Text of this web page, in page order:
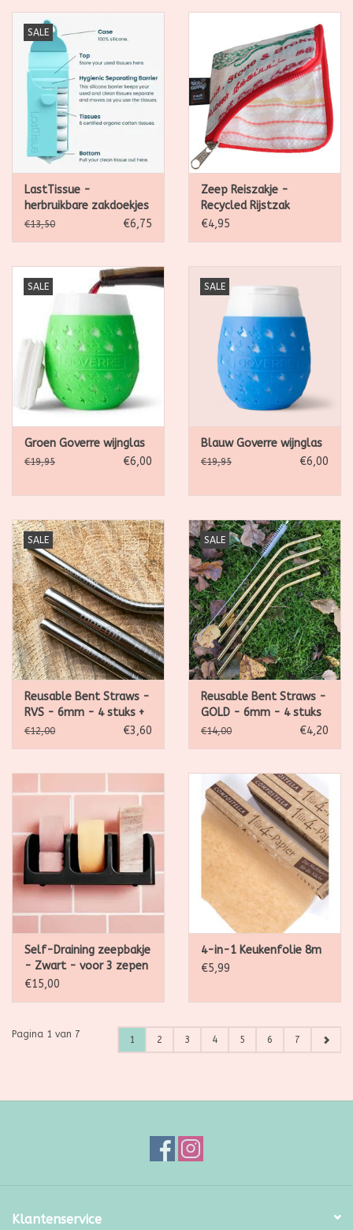
SALE
LastTissue -
herbruikbare zakdoekjes
- Turquoise
€13,50 €6,75
Zeep Reiszakje -
Recycled Rijstzak
€4,95
SALE
Groen Goverre wijnglas
€19,95 €6,00
SALE
Blauw Goverre wijnglas
€19,95 €6,00
SALE
Reusable Bent Straws -
RVS - 6mm - 4 stuks +
brush
€12,00 €3,60
SALE
Reusable Bent Straws -
GOLD - 6mm - 4 stuks
+ brush
€14,00 €4,20
Self-Draining zeepbakje
- Zwart - voor 3 zepen
€15,00
4-in-1 Keukenfolie 8m
€5,99
Pagina 1 van 7 1 2 3 4 5 6 7
Klantenservice